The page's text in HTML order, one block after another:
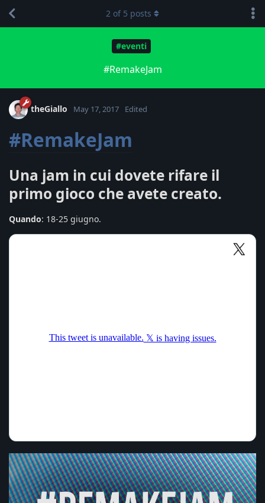
#eventi
#RemakeJam
2 of 5 posts
theGiallo May 17, 2017 Edited
#RemakeJam
Una jam in cui dovete rifare il
primo gioco che avete creato.
Quando: 18-25 giugno.